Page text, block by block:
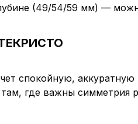
(49/54/59 мм) —
спокойную, аккуратную
где важны симметрия